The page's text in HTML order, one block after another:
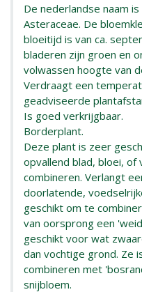
De nederlandse naam is
Asteraceae. De
bloeitijd is van ca.
bladeren zijn groen en
volwassen hoogte van
Verdraagt een
geadviseerde
Is goed verkrijgbaar.
Borderplant.
Deze plant is zeer
opvallend blad, bloei, of
combineren. Verlangt
doorlatende,
geschikt om te
van oorsprong een
geschikt voor wat
dan vochtige grond. Ze
combineren met
snijbloem.